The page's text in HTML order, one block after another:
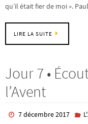
qu’il était fier de moi ».
LIRE LA SUITE
Jour 7 •
l’Avent
7 décembre 2017